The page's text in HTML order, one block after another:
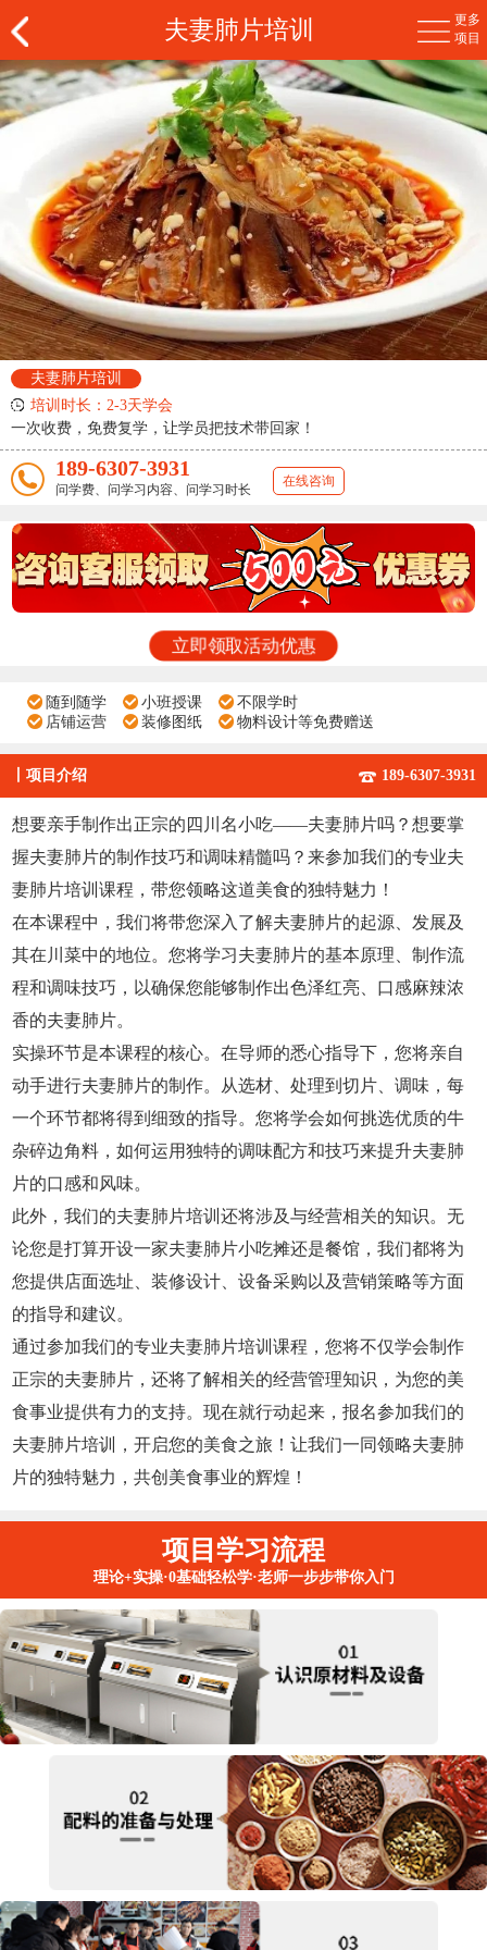
夫妻肺片培训
更多
项目
夫妻肺片培训
培训时长：2-3天学会
一次收费，免费复学，让学员把技术带回家！
189-6307-3931
问学费、问学习内容、问学习时长
在线咨询
立即领取活动优惠
随到随学 小班授课
不限学时
店铺运营
装修图纸 物料设计等免费赠送
项目介绍 189-6307-3931
想要亲手制作出正宗的四川名小吃——夫妻肺片吗？想要掌
握夫妻肺片的制作技巧和调味精髓吗？来参加我们的专业夫
妻肺片培训课程，带您领略这道美食的独特魅力！
在本课程中，我们将带您深入了解夫妻肺片的起源、发展及
其在川菜中的地位。您将学习夫妻肺片的基本原理、制作流
程和调味技巧，以确保您能够制作出色泽红亮、口感麻辣浓
香的夫妻肺片。
实操环节是本课程的核心。在导师的悉心指导下，您将亲自
动手进行夫妻肺片的制作。从选材、处理到切片、调味，每
一个环节都将得到细致的指导。您将学会如何挑选优质的牛
杂碎边角料，如何运用独特的调味配方和技巧来提升夫妻肺
片的口感和风味。
此外，我们的夫妻肺片培训还将涉及与经营相关的知识。无
论您是打算开设一家夫妻肺片小吃摊还是餐馆，我们都将为
您提供店面选址、装修设计、设备采购以及营销策略等方面
的指导和建议。
通过参加我们的专业夫妻肺片培训课程，您将不仅学会制作
正宗的夫妻肺片，还将了解相关的经营管理知识，为您的美
食事业提供有力的支持。现在就行动起来，报名参加我们的
夫妻肺片培训，开启您的美食之旅！让我们一同领略夫妻肺
片的独特魅力，共创美食事业的辉煌！
项目学习流程
理论+实操·0基础轻松学·老师一步步带你入门